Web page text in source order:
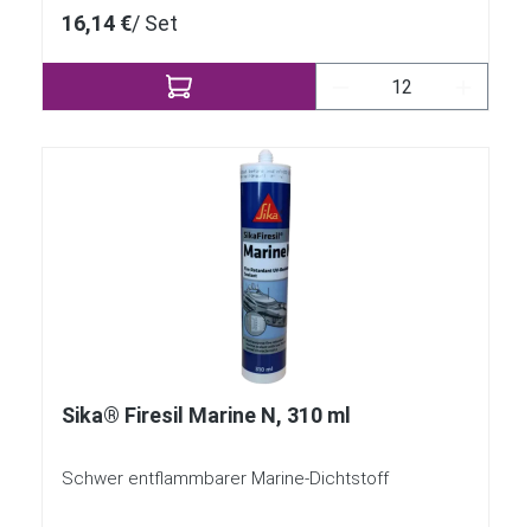
16,14 €/ Set
Produkt Anzahl:
Sika® Firesil Marine N, 310 ml
Schwer entflammbarer Marine-Dichtstoff